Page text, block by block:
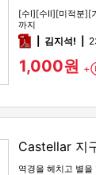
[수Ⅰ][수Ⅱ][미적분][
까지
pdf김지석!
1,000원 +
Castellar 지
역경을 헤치고 별을